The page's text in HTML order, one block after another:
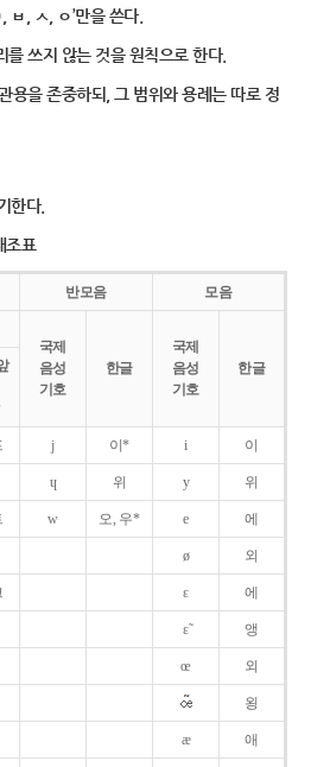
ㅂ, ㅅ, ㅇ’만을 쓴다.
를 쓰지 않는 것을 원칙으로 한다.
용을 존중하되, 그 범위와 용례는 따로 정
한다.
조표
반모음 모음
국제
음성
기호
한글
국제
음성
기호
한글
j 이* i 이
ɥ 위 y 위
w 오, 우* e 에
ø 외
ɛ 에
ɛ̃ 앵
œ 외
욍
æ 애